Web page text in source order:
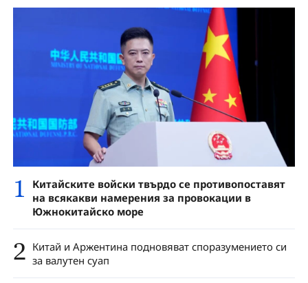
1
Китайските войски твърдо се противопоставят
на всякакви намерения за провокации в
Южнокитайско море
2 Китай и Аржентина подновяват споразумението си
за валутен суап